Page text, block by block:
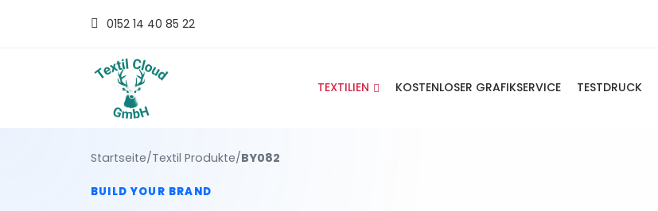
0152 14 40 85 22
TEXTILIEN KOSTENLOSER GRAFIKSERVICE TESTDRUCK
Startseite/Textil Produkte/BY082
BUILD YOUR BRAND